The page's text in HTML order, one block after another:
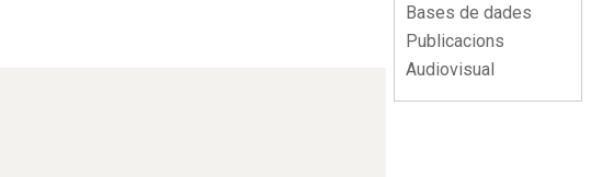
Bases de dades
Publicacions
Audiovisual